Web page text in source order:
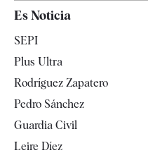
España
Televisión
Es Noticia
SEPI
Plus Ultra
Rodríguez Zapatero
Pedro Sánchez
Guardia Civil
Leire Díez